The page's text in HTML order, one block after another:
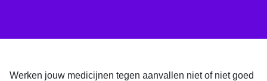
Werken jouw medicijnen tegen aanvallen niet of niet goed